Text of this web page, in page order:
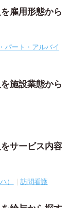
雇用形態から
パート・アルバイ
施設業態から
サービス内容
） 訪問看護